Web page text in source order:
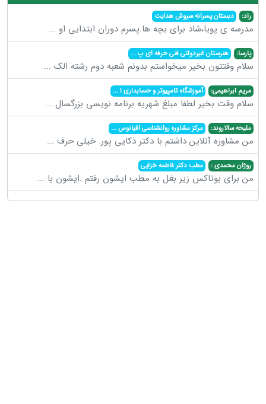
راد: دبستان پسرانه سروش هدایت
مدرسه ی پویا،شاد برای بچه ها.پسرم دوران ابتدایی او ...
پارسا: هنرستان غیردولتی فنی حرفه ای پ...
سلام وقتتون بخیر میخواستم بدونم شعبه دوم رشته الک ...
مریم ابراهیمی: آموزشگاه کامپیوتر و حسابداری ا...
سلام وقت بخیر لطفا مبلغ شهریه برنامه نویسی بزرگسال ...
ملیحه سالاروند: مرکز مشاوره روانشناسی اقیانوس...
من مشاوره آنلاین داشتم با دکتر ذکایی پور. خیلی حرف ...
روژان محمدی : مطب دکتر فاطمه خزایی
من برای بوتاکس زیر بغل به مطب ایشون رفتم .ایشون با ...